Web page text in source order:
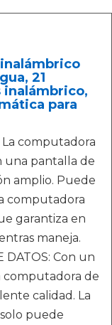
21
para
La computadora
una pantalla de
amplio. Puede
computadora
garantiza en
maneja.
DATOS: Con un
de
calidad. La
puede